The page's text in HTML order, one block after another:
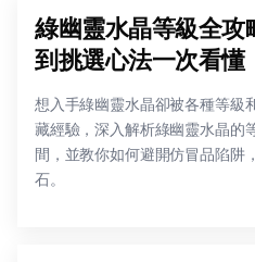
綠幽靈水晶等級全攻
到挑選心法一次看懂
想入手綠幽靈水晶卻被各種等級
藏經驗，深入解析綠幽靈水晶的
間，並教你如何避開仿冒品陷阱
石。